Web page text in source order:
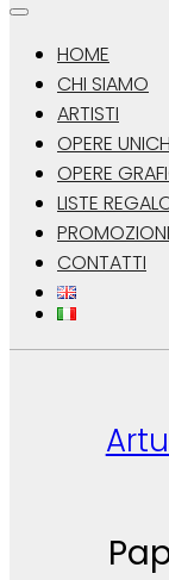
HOME
CHI SIAMO
ARTISTI
OPERE
OPERE
LISTE
PROMOZIONI
CONTATTI